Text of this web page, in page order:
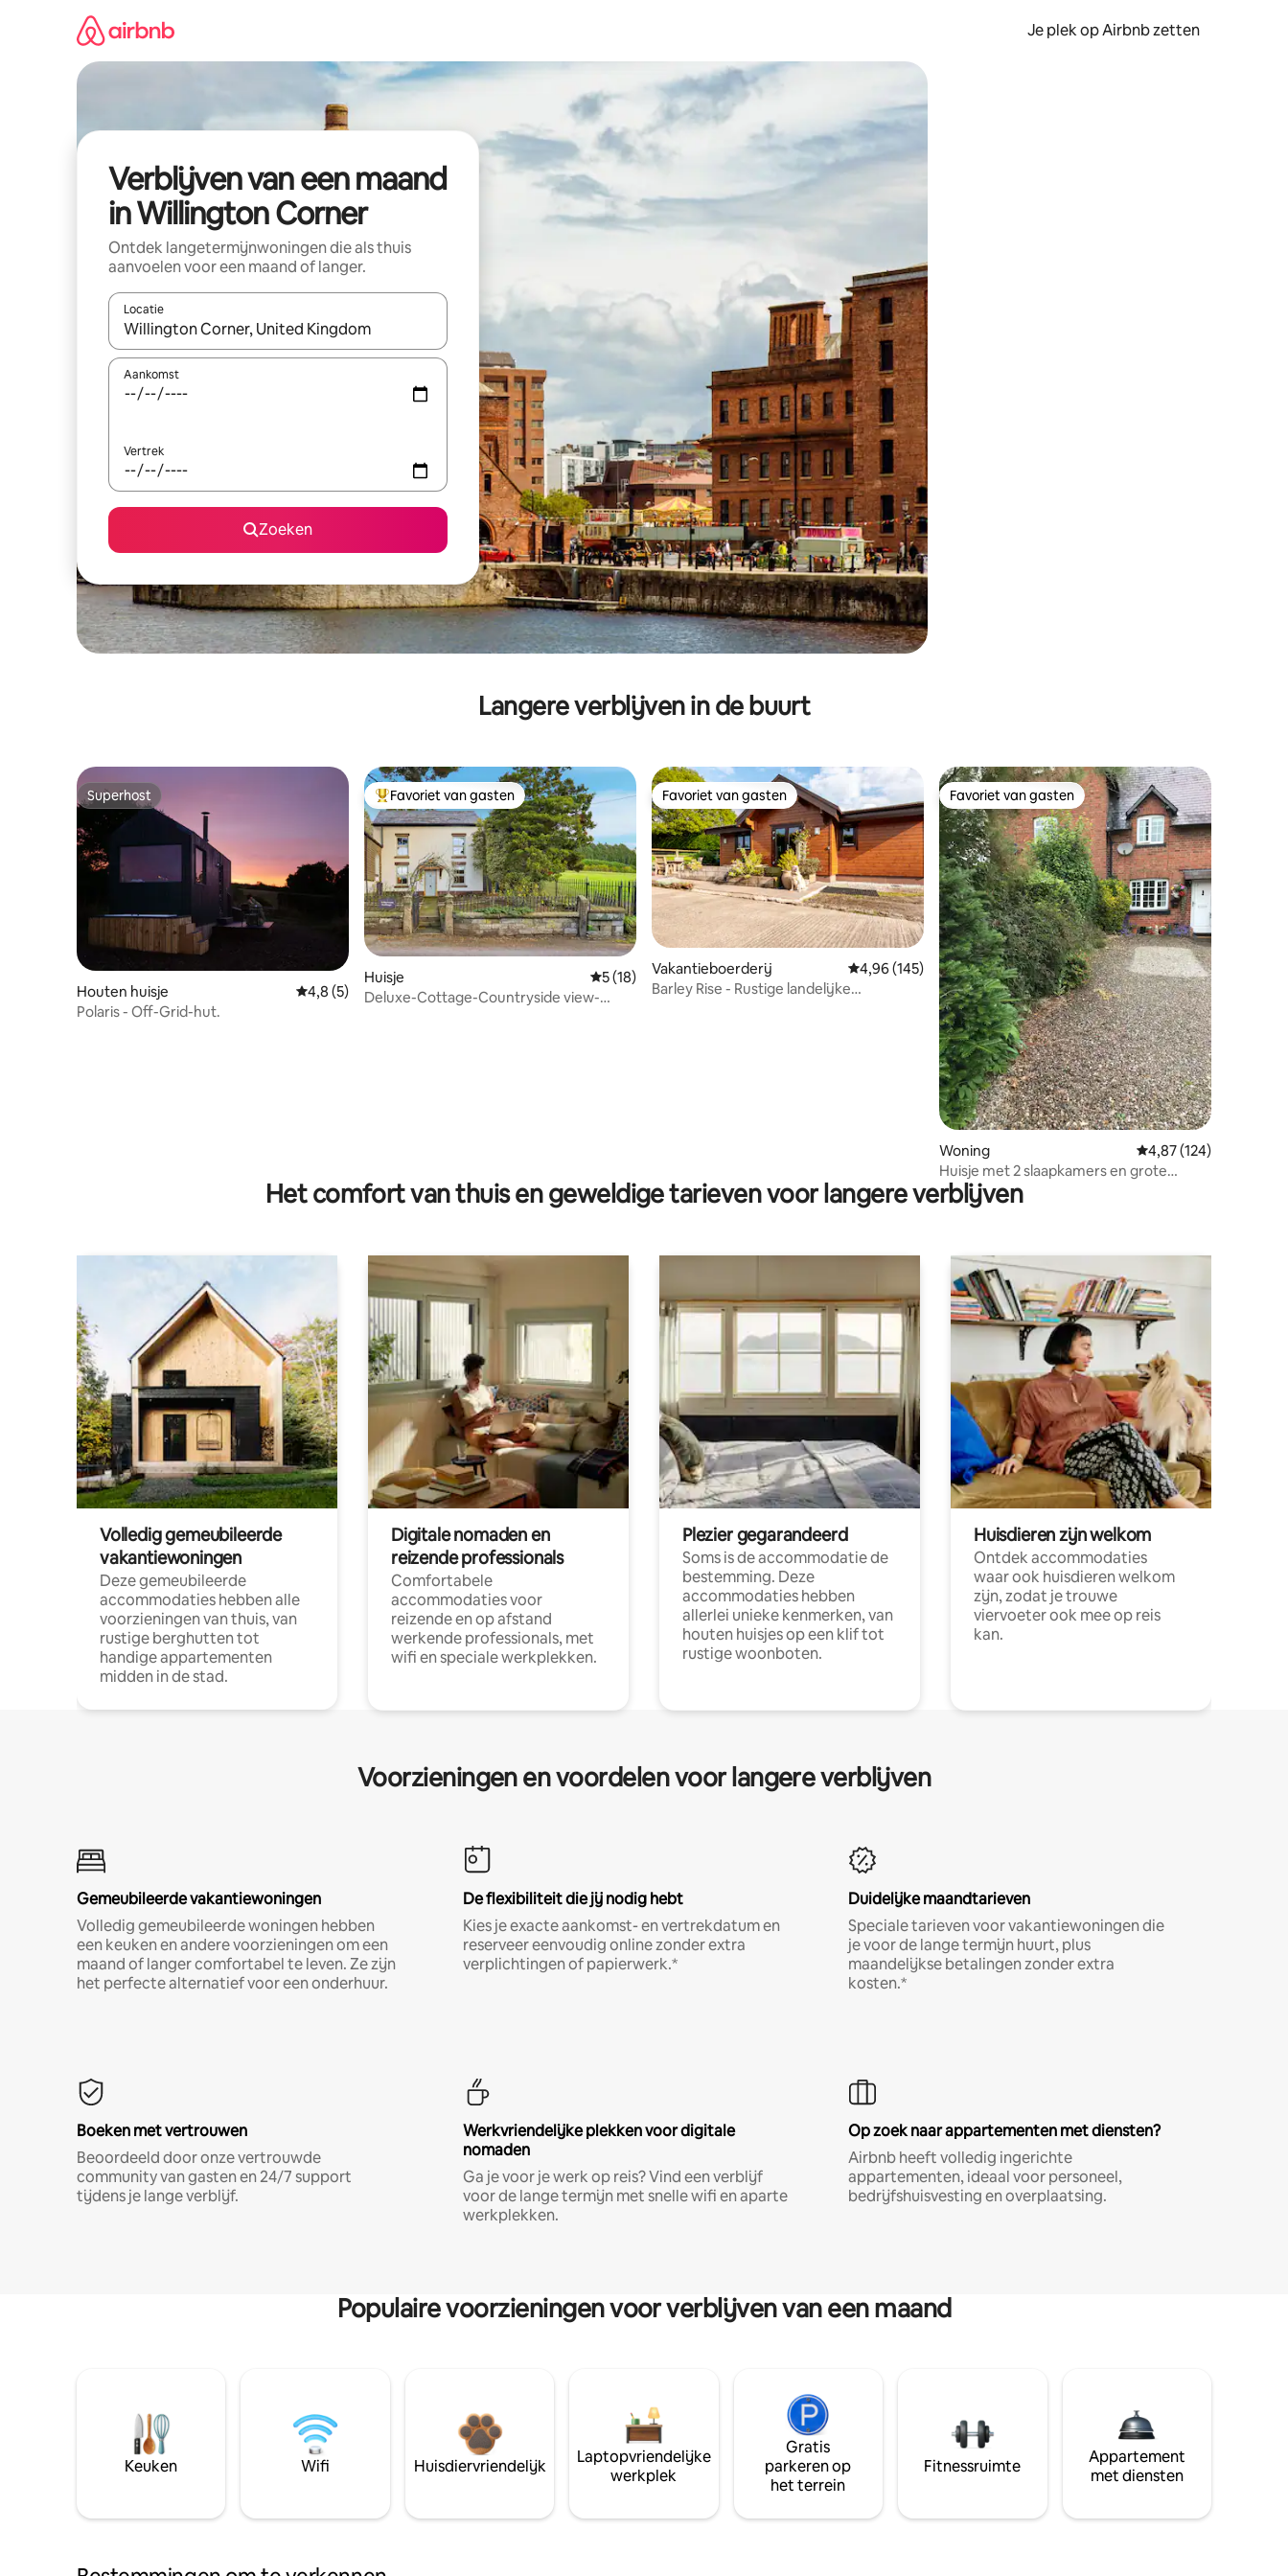
Je plek op Airbnb zetten
Verblijven van een maand
in Willington Corner
Ontdek langetermijnwoningen die als thuis
aanvoelen voor een maand of langer.
Locatie
Wanneer er resultaten beschikbaar zijn, maak je een keuze met je de pijltjestoetsen omhoog en omlaag, óf door te tikken of swipen.
Aankomst
Vertrek
Zoeken
Langere verblijven in de buurt
Superhost
Superhost
Houten huisje Gemiddelde beoordeling van 4,8 op 5, 5 recensies
4,8 (5)
Polaris - Off-Grid-hut.
Topfavoriet van gasten
Favoriet van gasten
Huisje Gemiddelde beoordeling van 5 op 5, 18 recensies
5 (18)
Deluxe-Cottage-Countryside view-
Favoriet van gasten
Favoriet van gasten
Vakantieboerderij Gemiddelde beoordeling van 4,96 op 5, 145 recensies
4,96 (145)
Barley Rise - Rustige landelijke
Favoriet van gasten
Favoriet van gasten
Woning Gemiddelde
4,87 (124)
Huisje met 2 slaapkamers en grote
gazontuin
Het comfort van thuis en geweldige tarieven voor langere verblijven
Volledig gemeubileerde
vakantiewoningen
Deze gemeubileerde
accommodaties hebben alle
voorzieningen van thuis, van
rustige berghutten tot
handige appartementen
midden in de stad.
Digitale nomaden en
reizende professionals
Comfortabele
accommodaties voor
reizende en op afstand
werkende professionals, met
wifi en speciale werkplekken.
Plezier gegarandeerd
Soms is de accommodatie de
bestemming. Deze
accommodaties hebben
allerlei unieke kenmerken, van
houten huisjes op een klif tot
rustige woonboten.
Huisdieren zijn welkom
Ontdek accommodaties
waar ook huisdieren welkom
zijn, zodat je trouwe
viervoeter ook mee op reis
kan.
Voorzieningen en voordelen voor langere verblijven
Gemeubileerde vakantiewoningen
Volledig gemeubileerde woningen hebben
een keuken en andere voorzieningen om een
maand of langer comfortabel te leven. Ze zijn
het perfecte alternatief voor een onderhuur.
De flexibiliteit die jij nodig hebt
Kies je exacte aankomst- en vertrekdatum en
reserveer eenvoudig online zonder extra
verplichtingen of papierwerk.*
Duidelijke maandtarieven
Speciale tarieven voor vakantiewoningen die
je voor de lange termijn huurt, plus
maandelijkse betalingen zonder extra
kosten.*
Boeken met vertrouwen
Beoordeeld door onze vertrouwde
community van gasten en 24/7 support
tijdens je lange verblijf.
Werkvriendelijke plekken voor digitale
nomaden
Ga je voor je werk op reis? Vind een verblijf
voor de lange termijn met snelle wifi en aparte
werkplekken.
Op zoek naar appartementen met diensten?
Airbnb heeft volledig ingerichte
appartementen, ideaal voor personeel,
bedrijfshuisvesting en overplaatsing.
Populaire voorzieningen voor verblijven van een maand
Keuken Wifi Huisdiervriendelijk
Laptopvriendelijke
werkplek
Gratis
parkeren op
het terrein
Fitnessruimte
Appartement
met diensten